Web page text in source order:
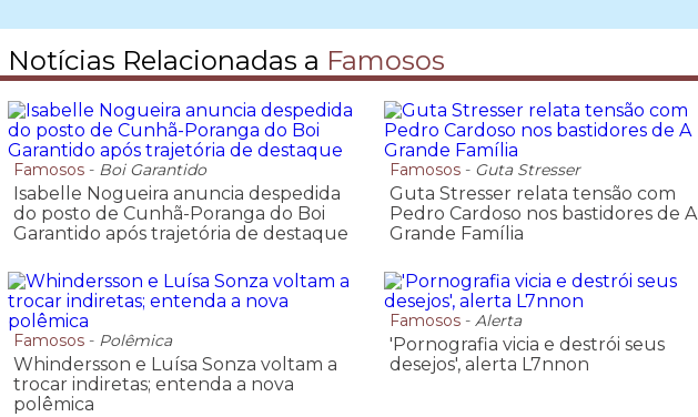
Notícias Relacionadas a Famosos
Famosos - Boi Garantido
Isabelle Nogueira anuncia despedida
do posto de Cunhã-Poranga do Boi
Garantido após trajetória de destaque
Famosos - Guta Stresser
Guta Stresser relata tensão com
Pedro Cardoso nos bastidores de A
Grande Família
Famosos - Polêmica
Whindersson e Luísa Sonza voltam a
trocar indiretas; entenda a nova
polêmica
Famosos -Alerta
'Pornografia vicia e destrói seus
desejos', alerta L7nnon